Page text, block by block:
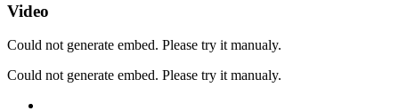
Video
Could not generate embed. Please try it manualy.
Could not generate embed. Please try it manualy.